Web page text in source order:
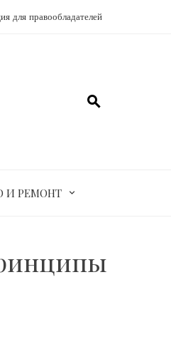
для правообладателей
И РЕМОНТ